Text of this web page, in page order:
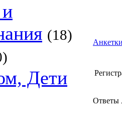
(18)
Дети
Ответы